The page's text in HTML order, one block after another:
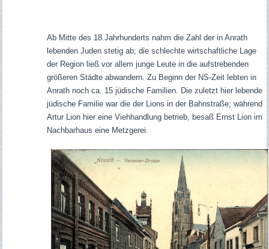
Ab Mitte des 18.Jahrhunderts nahm die Zahl der in Anrath
lebenden Juden stetig ab; die schlechte wirtschaftliche Lage
der Region ließ vor allem junge Leute in die aufstrebenden
größeren Städte abwandern. Zu Beginn der NS-Zeit lebten in
Anrath noch ca. 15 jüdische Familien. Die zuletzt hier lebende
jüdische Familie war die der Lions in der Bahnstraße; während
Artur Lion hier eine Viehhandlung betrieb, besaß Ernst Lion im
Nachbarhaus eine Metzgerei.